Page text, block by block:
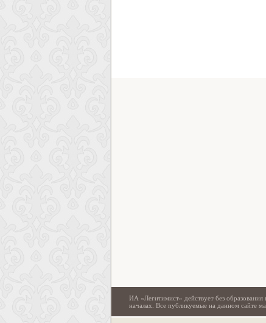
ИА «Легитимист» действует без образования
началах. Все публикуемые на данном сайте